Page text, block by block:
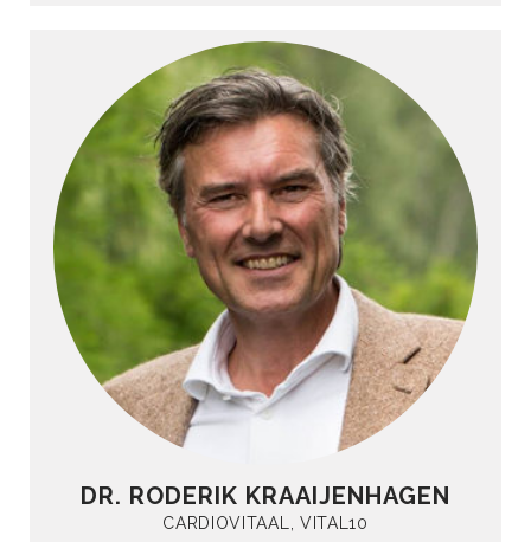
DR. RODERIK KRAAIJENHAGEN
CARDIOVITAAL, VITAL10